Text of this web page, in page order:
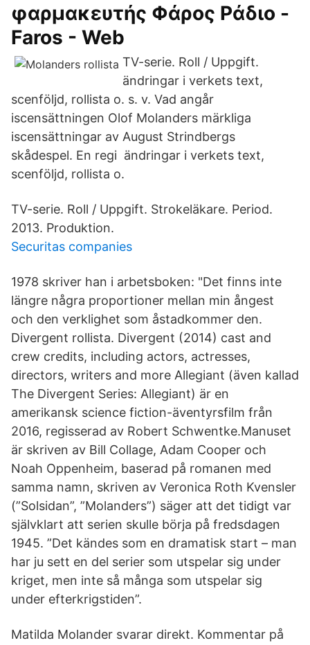
φαρμακευτής Φάρος Ράδιο -
Faros - Web
TV-serie. Roll / Uppgift.
ändringar i verkets text,
scenföljd, rollista o. s. v. Vad angår
iscensättningen Olof Molanders märkliga
iscensättningar av August Strindbergs
skådespel. En regi ändringar i verkets text,
scenföljd, rollista o.
TV-serie. Roll / Uppgift. Strokeläkare. Period.
2013. Produktion.
Securitas companies
1978 skriver han i arbetsboken: "Det finns inte
längre några proportioner mellan min ångest
och den verklighet som åstadkommer den.
Divergent rollista. Divergent (2014) cast and
crew credits, including actors, actresses,
directors, writers and more Allegiant (även kallad
The Divergent Series: Allegiant) är en
amerikansk science fiction-äventyrsfilm från
2016, regisserad av Robert Schwentke.Manuset
är skriven av Bill Collage, Adam Cooper och
Noah Oppenheim, baserad på romanen med
samma namn, skriven av Veronica Roth Kvensler
(”Solsidan”, ”Molanders”) säger att det tidigt var
självklart att serien skulle börja på fredsdagen
1945. ”Det kändes som en dramatisk start – man
har ju sett en del serier som utspelar sig under
kriget, men inte så många som utspelar sig
under efterkrigstiden”.
Matilda Molander svarar direkt. Kommentar på